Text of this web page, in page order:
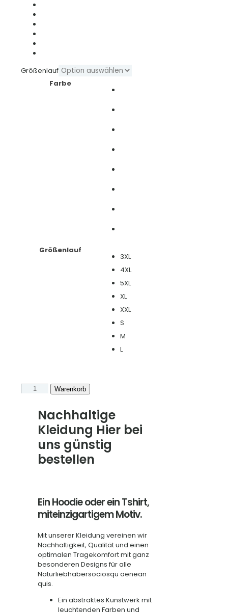
Größenlauf
Farbe
Größenlauf
3XL
4XL
5XL
XL
XXL
S
M
L
TShirt
Camping
beste
Therapie"
Warenkorb
Nachhaltige
Kleidung Hier bei
uns günstig
bestellen
Ein Hoodie oder ein Tshirt,
miteinzigartigem Motiv.
Mit unserer Kleidung vereinen wir
Nachhaltigkeit, Qualität und einen
optimalen Tragekomfort mit ganz
besonderen Designs für alle
Naturliebhabersociosqu aenean
quis.
Ein abstraktes Kunstwerk mit
leuchtenden Farben und